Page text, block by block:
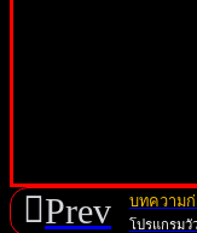
Prev บทความ
โปรแกรมวั